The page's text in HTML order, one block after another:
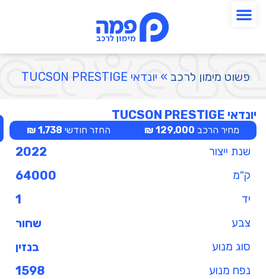
פשוט מימון לרכב » יונדאי TUCSON PRESTIGE
יונדאי TUCSON PRESTIGE
מחיר הרכב 129,000 ₪ החזר חודשי 1,738 ₪
שנת ייצור 2022
ק"מ 64000
יד 1
צבע שחור
סוג מנוע בנזין
נפח מנוע 1598